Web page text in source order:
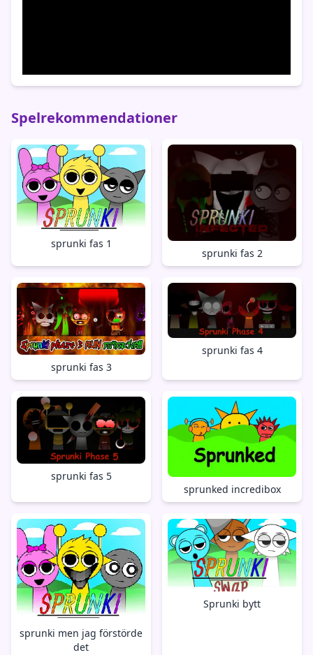
Spelrekommendationer
sprunki fas 1
sprunki fas 2
sprunki fas 3
sprunki fas 4
sprunki fas 5
sprunked incredibox
sprunki men jag förstörde
det
Sprunki bytt